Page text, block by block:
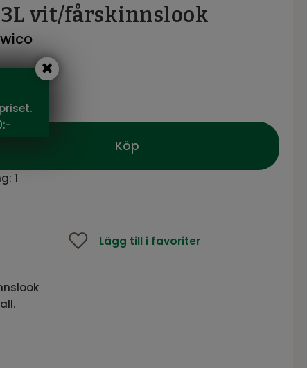
vit/fårskinnslook
Köp
1
Lägg till i favoriter